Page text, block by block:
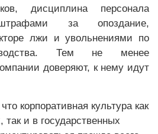
дисциплина персонала
штрафами за опоздание,
лжи и увольнениями по
Тем не менее
доверяют, к нему идут
корпоративная культура как
так и в государственных